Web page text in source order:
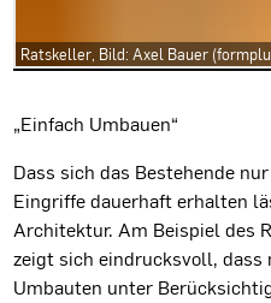
Ratskeller, Bild: Axel Bauer
„Einfach Umbauen“
Dass sich das Bestehende
Eingriffe dauerhaft erhalten
Architektur. Am Beispiel des
zeigt sich eindrucksvoll,
Umbauten unter